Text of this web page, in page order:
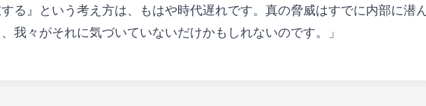
する』という考え方は、もはや時代遅れです。真の脅威はすでに内部に潜
我々がそれに気づいていないだけかもしれないのです。」